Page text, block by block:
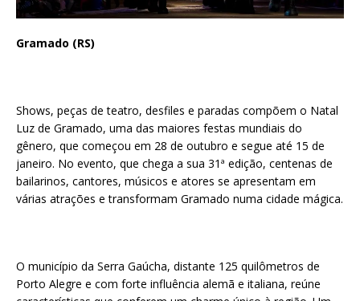
Gramado (RS)
Shows, peças de teatro, desfiles e paradas compõem o Natal
Luz de Gramado, uma das maiores festas mundiais do
gênero, que começou em 28 de outubro e segue até 15 de
janeiro. No evento, que chega a sua 31ª edição, centenas de
bailarinos, cantores, músicos e atores se apresentam em
várias atrações e transformam Gramado numa cidade mágica.
O município da Serra Gaúcha, distante 125 quilômetros de
Porto Alegre e com forte influência alemã e italiana, reúne